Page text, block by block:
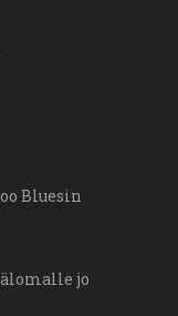
Bluesin
jo